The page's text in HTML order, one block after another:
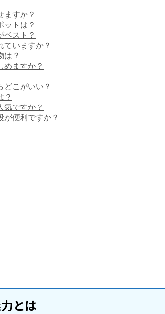
ますか？
ットは？
ベスト？
ていますか？
は？
めますか？
どこがいい？
？
気ですか？
が便利ですか？
とは